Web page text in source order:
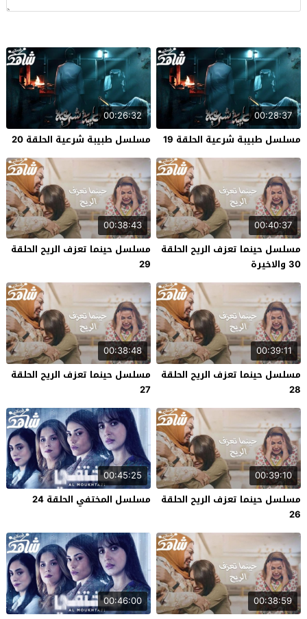
00:28:37
مسلسل طبيبة شرعية الحلقة 19
00:26:32
مسلسل طبيبة شرعية الحلقة 20
00:40:37
مسلسل حينما تعزف الريح الحلقة
30 والاخيرة
00:38:43
مسلسل حينما تعزف الريح الحلقة
29
00:39:11
مسلسل حينما تعزف الريح الحلقة
28
00:38:48
مسلسل حينما تعزف الريح الحلقة
27
00:39:10
مسلسل حينما تعزف الريح الحلقة
26
00:45:25
مسلسل المختفي الحلقة 24
00:38:59
00:46:00